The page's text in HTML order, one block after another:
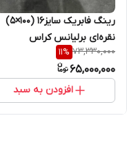
رینگ فابریک سایز۱۶ (۱۰۰×۵)
نقره‌ای برلیانس کراس
73,330,000
11%
65,000,000
افزودن به سبد